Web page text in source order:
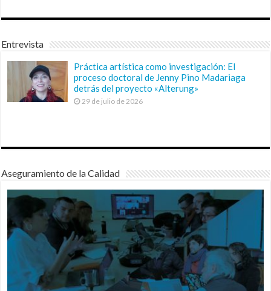
Entrevista
Práctica artística como investigación: El
proceso doctoral de Jenny Pino Madariaga
detrás del proyecto «Alterung»
29 de julio de 2026
Aseguramiento de la Calidad